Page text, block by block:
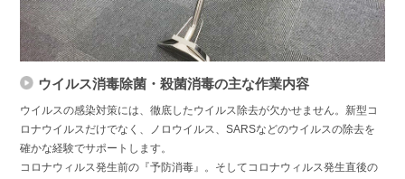
ウイルス消毒除菌・殺菌消毒の主な作業内容
ウイルスの感染対策には、徹底したウイルス除去が欠かせません。新型コ
ロナウイルスだけでなく、ノロウイルス、SARSなどのウイルスの除去を
確かな経験でサポートします。
コロナウィルス発生前の『予防消毒』。そしてコロナウィルス発生直後の